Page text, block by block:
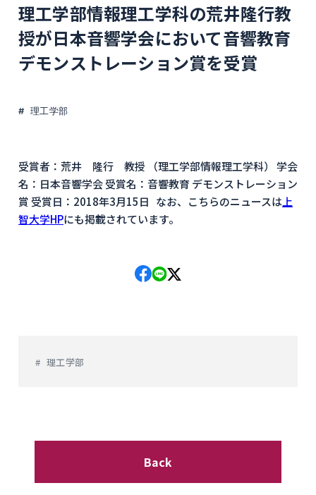
理工学部情報理工学科の荒井隆行教
授が日本音響学会において音響教育
デモンストレーション賞を受賞
理工学部
受賞者：荒井 隆行 教授 （理工学部情報理工学科） 学会
名：日本音響学会 受賞名：音響教育 デモンストレーション
賞 受賞日：2018年3月15日 なお、こちらのニュースは 上
智大学HPにも掲載されています。
理工学部
Back